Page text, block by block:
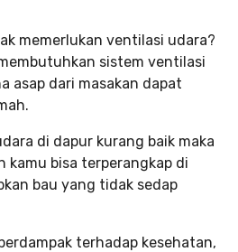
memerlukan ventilasi udara?
sistem ventilasi
asap dari masakan dapat
di dapur kurang baik maka
kamu bisa terperangkap di
bau yang tidak sedap
terhadap kesehatan,